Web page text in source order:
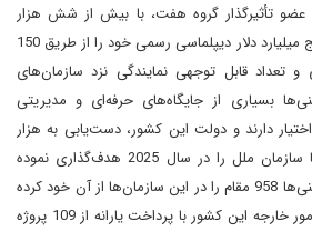
تأثیرگذار گروه هفت، با بیش از شش هزار
کارمند و بودجه‌ای بیشتر از پنج میلیارد دلار دیپلماسی رسمی خود را از طریق 150
100 کنسولگری و تعداد قابل توجهی نمایندگی نزد سازمان‌های
بسیاری از جایگاه‌های حرفه‌ای و مدیریتی
دارند و دولت این کشور، دست‌یابی به هزار
شغل در آژانس‌های مرتبط با سازمان ملل را در سال 2025 هدف‌گذاری نموده
است. تا پایان سال 2023، ژاپنی‌ها 958 مقام را در این سازمان‌ها از آن خود کرده
بودند. در همین سال وزارت امور خارجه این کشور با پرداخت یارانه از 109 پروژه